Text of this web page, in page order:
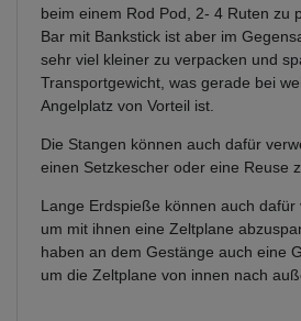
beim einem Rod Pod, 2- 4 Ruten zu
Bar mit Bankstick ist aber im
sehr viel kleiner zu verpacken und
Transportgewicht, was gerade bei
Angelplatz von Vorteil ist.
Die Stangen können auch dafür
einen Setzkescher oder eine Reuse
Lange Erdspieße können auch dafür
um mit ihnen eine Zeltplane
haben an dem Gestänge auch eine
um die Zeltplane von innen nach